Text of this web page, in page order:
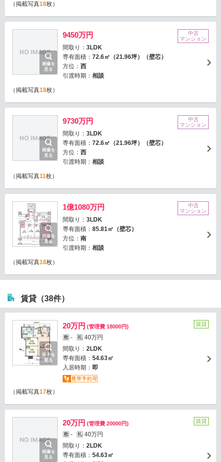
（掲載写真18枚）
画像を
見る
9450万円
間取り： 3LDK
専有面積： 72.6㎡（21.96坪）（壁芯）
方位： 西
引渡時期： 相談
中古
マンション
（掲載写真18枚）
画像を
見る
9730万円
間取り： 3LDK
専有面積： 72.6㎡（21.96坪）（壁芯）
方位： 西
引渡時期： 相談
中古
マンション
（掲載写真11枚）
画像を
見る
1億1080万円
間取り： 3LDK
専有面積： 85.81㎡（壁芯）
方位： 南
引渡時期： 相談
中古
マンション
（掲載写真18枚）
賃貸（38件）
画像を
見る
20万円 (管理費 18000円)
敷 - 礼 40万円
間取り： 2LDK
専有面積： 54.63㎡
入居時期： 即
賃貸
（掲載写真17枚）
画像を
見る
20万円 (管理費 20000円)
敷 - 礼 40万円
間取り： 2LDK
専有面積： 54.63㎡
賃貸